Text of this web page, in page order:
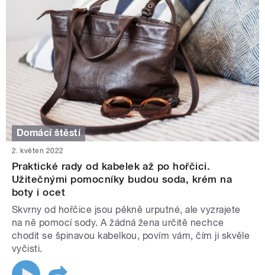
Domácí štěstí
2. květen 2022
Praktické rady od kabelek až po hořčici.
Užitečnými pomocníky budou soda, krém na
boty i ocet
Skvrny od hořčice jsou pěkně urputné, ale vyzrajete
na ně pomocí sody. A žádná žena určitě nechce
chodit se špinavou kabelkou, povím vám, čím ji skvěle
vyčisti.